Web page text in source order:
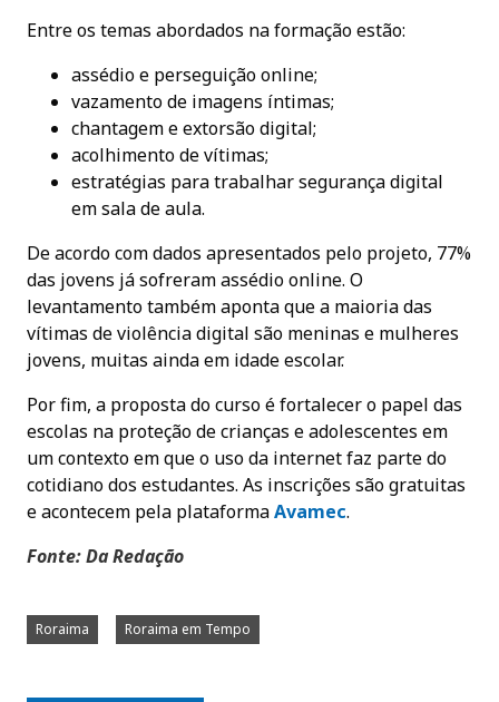
Entre os temas abordados na formação estão:
assédio e perseguição online;
vazamento de imagens íntimas;
chantagem e extorsão digital;
acolhimento de vítimas;
estratégias para trabalhar segurança digital
em sala de aula.
De acordo com dados apresentados pelo projeto, 77%
das jovens já sofreram assédio online. O
levantamento também aponta que a maioria das
vítimas de violência digital são meninas e mulheres
jovens, muitas ainda em idade escolar.
Por fim, a proposta do curso é fortalecer o papel das
escolas na proteção de crianças e adolescentes em
um contexto em que o uso da internet faz parte do
cotidiano dos estudantes. As inscrições são gratuitas
e acontecem pela plataformaAvamec.
Fonte: Da Redação
Roraima Roraima em Tempo